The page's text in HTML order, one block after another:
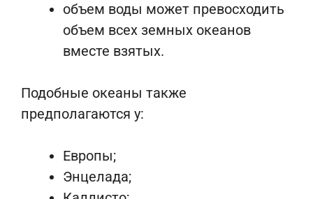
объем воды может превосходить
объем всех земных океанов
вместе взятых.
Подобные океаны также
предполагаются у:
Европы;
Энцелада;